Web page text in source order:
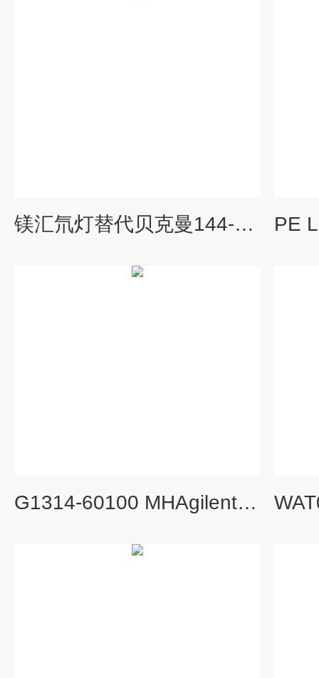
镁汇氘灯替代贝克曼144-667/DS251-05J
G1314-60100 MHAgilent 1100/1200VWD氘灯G1314-60100 MH系列氘灯